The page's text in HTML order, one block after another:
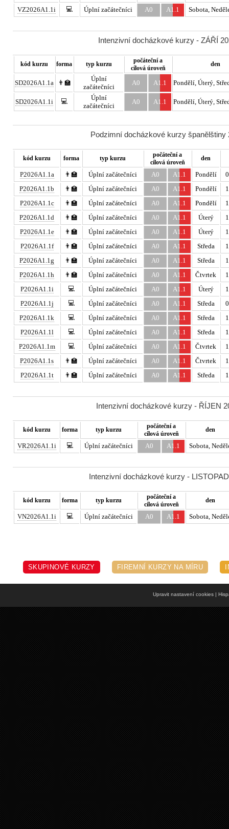
VZ2026A1.1i 💻 Úplní začátečníci A0 A1.1 Sobota,
Intenzivní docházkové kurzy - ZÁŘÍ
kód kurzu forma typ kurzu
počáteční a
cílová úroveň
den
SD2026A1.1a 👨‍🏫
Úplní
začátečníci
A0 A1.1 Pondělí, Úterý,
SD2026A1.1i 💻
Úplní
začátečníci
A0 A1.1 Pondělí, Úterý,
Podzimní docházkové kurzy
kód kurzu forma typ kurzu
počáteční a
cílová úroveň
den
P2026A1.1a 👨‍🏫 Úplní začátečníci A0 A1.1 Pondělí
P2026A1.1b
👨‍🏫 Úplní začátečníci A0 A1.1 Pondělí
P2026A1.1c
👨‍🏫 Úplní začátečníci A0 A1.1 Pondělí
P2026A1.1d
👨‍🏫 Úplní začátečníci A0 A1.1 Úterý
P2026A1.1e
👨‍🏫 Úplní začátečníci A0 A1.1 Úterý
P2026A1.1f
👨‍🏫 Úplní začátečníci A0 A1.1 Středa
P2026A1.1g
👨‍🏫 Úplní začátečníci A0 A1.1 Středa
P2026A1.1h
👨‍🏫 Úplní začátečníci A0 A1.1 Čtvrtek
P2026A1.1i
💻 Úplní začátečníci A0 A1.1 Úterý
P2026A1.1j
💻 Úplní začátečníci A0 A1.1 Středa
P2026A1.1k
💻 Úplní začátečníci A0 A1.1 Středa
P2026A1.1l
💻 Úplní začátečníci A0 A1.1 Středa
P2026A1.1m
💻 Úplní začátečníci A0 A1.1 Čtvrtek
P2026A1.1s
👨‍🏫 Úplní začátečníci A0 A1.1 Čtvrtek
P2026A1.1t
👨‍🏫 Úplní začátečníci A0 A1.1 Středa
Intenzivní docházkové kurzy - ŘÍJEN
kód kurzu forma typ kurzu
počáteční a
cílová úroveň
den
VR2026A1.1i 💻 Úplní začátečníci A0 A1.1 Sobota,
Intenzivní docházkové kurzy -
kód kurzu forma typ kurzu
počáteční a
cílová úroveň
den
VN2026A1.1i 💻 Úplní začátečníci A0 A1.1 Sobota,
SKUPINOVÉ KURZY FIREMNÍ KURZY NA MÍRU
Upravit nastavení cookies|